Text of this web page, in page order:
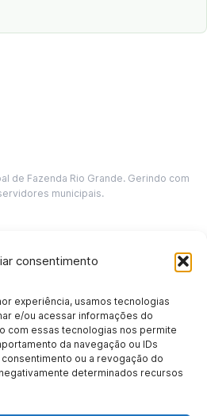
consentimento
experiência, usamos tecnologias
e/ou acessar informações do
com essas tecnologias nos permite
da navegação ou IDs
ou a revogação do
determinados recursos
de Fazenda Rio Grande. Gerindo com
municipais.
Benefício por Invalidez Auxílio Doença